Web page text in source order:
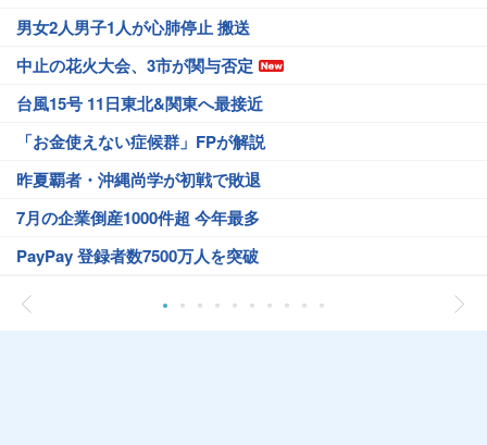
男女2人男子1人が心肺停止 搬送
中止の花火大会、3市が関与否定
台風15号 11日東北&関東へ最接近
「お金使えない症候群」FPが解説
昨夏覇者・沖縄尚学が初戦で敗退
7月の企業倒産1000件超 今年最多
PayPay 登録者数7500万人を突破